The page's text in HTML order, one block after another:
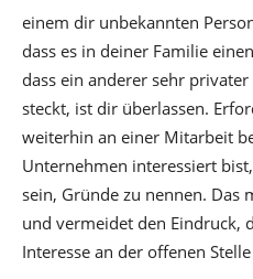
einem dir unbekannten
dass es in deiner Familie
dass ein anderer sehr
steckt, ist dir überlassen.
weiterhin an einer Mitarbeit
Unternehmen interessiert
sein, Gründe zu nennen. Das
und vermeidet den Eindruck,
Interesse an der offenen